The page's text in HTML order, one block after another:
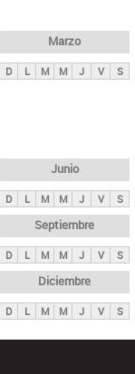
Marzo
D L M M J V S
Junio
D L M M J V S
Septiembre
D L M M J V S
Diciembre
D L M M J V S